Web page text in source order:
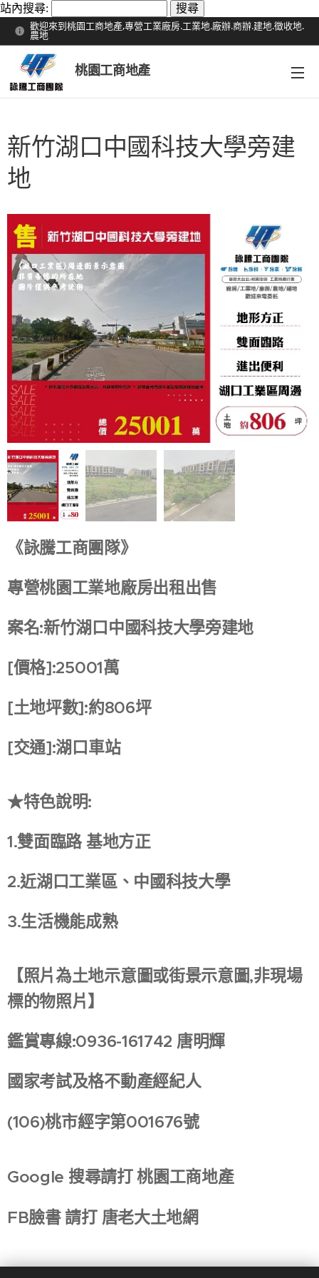
站內搜尋:
歡迎來到桃園工商地產,專營工業廠房.工業地.廠辦.商辦.建地.徵收地.
農地
桃園工商地產
新竹湖口中國科技大學旁建
地
《詠騰工商團隊》
專營桃園工業地廠房出租出售
案名:新竹湖口中國科技大學旁建地
[價格]:25001萬
[土地坪數]:約806坪
[交通]:湖口車站
★特色說明:
1.雙面臨路 基地方正
2.近湖口工業區、中國科技大學
3.生活機能成熟
【照片為土地示意圖或街景示意圖,非現場
標的物照片】
鑑賞專線:0936-161742 唐明輝
國家考試及格不動產經紀人
(106)桃市經字第001676號
Google 搜尋請打 桃園工商地產
FB臉書 請打 唐老大土地網